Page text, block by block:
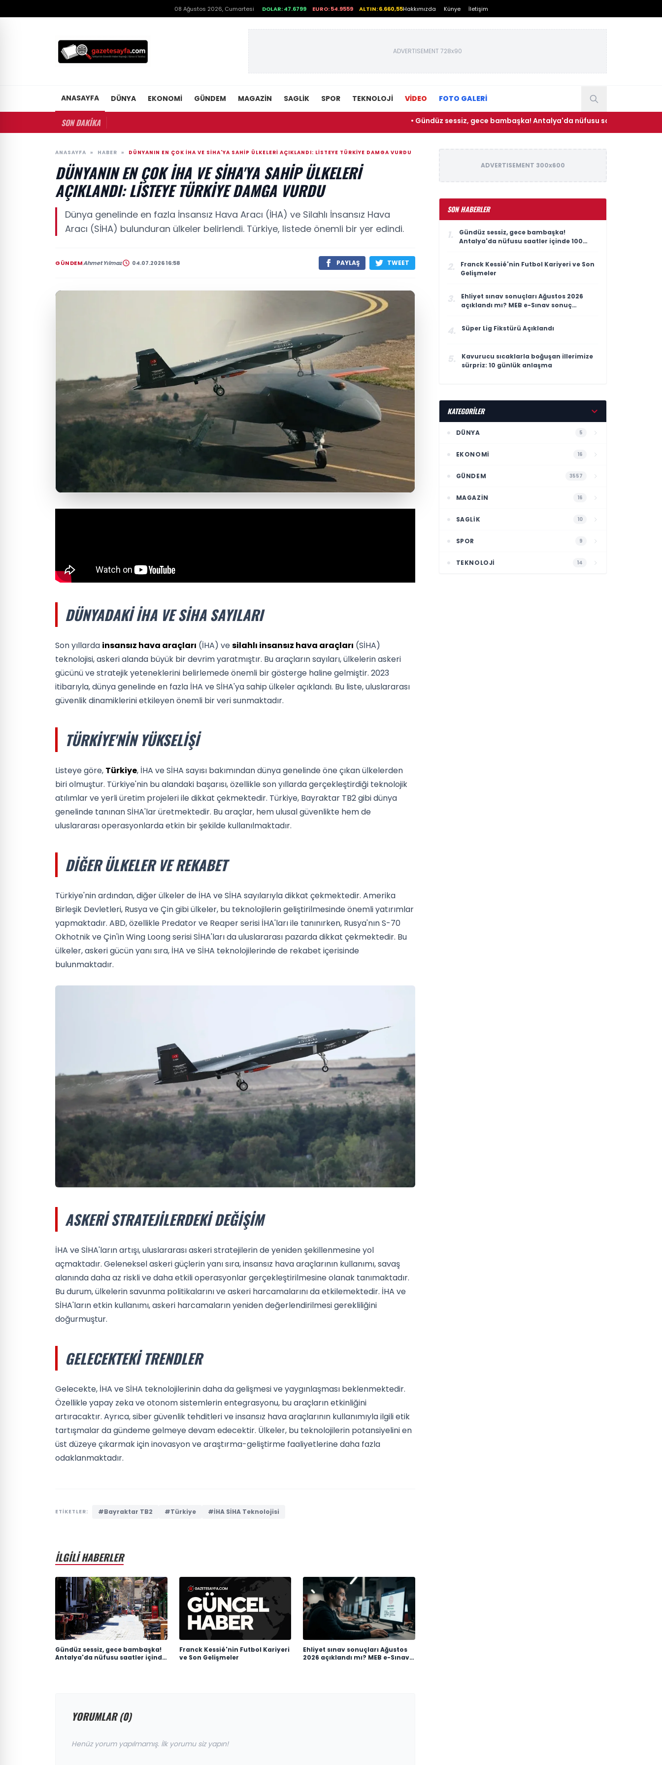
08 Ağustos 2026, Cumartesi DOLAR: 47.6799 EURO: 54.9559 ALTIN: 6.660,55Hakkımızda Künye İletişim
ADVERTISEMENT 728x90
ANASAYFA DÜNYA EKONOMI GÜNDEM MAGAZIN SAGLIK SPOR TEKNOLOJI VİDEO FOTO GALERİ
SON DAKİKA • Gündüz sessiz, gece bambaşka! Antalya'da nüfusu saatler içinde 100 katına
ANASAYFA » HABER » DÜNYANIN EN ÇOK İHA VE SİHA'YA SAHIP ÜLKELERI AÇIKLANDI: LISTEYE TÜRKIYE DAMGA VURDU
DÜNYANIN EN ÇOK İHA VE SİHA'YA SAHIP ÜLKELERI
AÇIKLANDI: LISTEYE TÜRKIYE DAMGA VURDU
Dünya genelinde en fazla İnsansız Hava Aracı (İHA) ve Silahlı İnsansız Hava
Aracı (SİHA) bulunduran ülkeler belirlendi. Türkiye, listede önemli bir yer edindi.
GÜNDEMAhmet Yılmaz 04.07.2026 16:58 PAYLAŞ TWEET
DÜNYADAKI İHA VE SİHA SAYILARI
Son yıllarda insansız hava araçları (İHA) vesilahlı insansız hava araçları (SİHA)
teknolojisi, askeri alanda büyük bir devrim yaratmıştır. Bu araçların sayıları, ülkelerin askeri
gücünü ve stratejik yeteneklerini belirlemede önemli bir gösterge haline gelmiştir. 2023
itibarıyla, dünya genelinde en fazla İHA ve SİHA'ya sahip ülkeler açıklandı. Bu liste, uluslararası
güvenlik dinamiklerini etkileyen önemli bir veri sunmaktadır.
TÜRKIYE'NIN YÜKSELIŞI
Listeye göre, Türkiye, İHA ve SİHA sayısı bakımından dünya genelinde öne çıkan ülkelerden
biri olmuştur. Türkiye'nin bu alandaki başarısı, özellikle son yıllarda gerçekleştirdiği teknolojik
atılımlar ve yerli üretim projeleri ile dikkat çekmektedir. Türkiye, Bayraktar TB2 gibi dünya
genelinde tanınan SİHA'lar üretmektedir. Bu araçlar, hem ulusal güvenlikte hem de
uluslararası operasyonlarda etkin bir şekilde kullanılmaktadır.
DIĞER ÜLKELER VE REKABET
Türkiye'nin ardından, diğer ülkeler de İHA ve SİHA sayılarıyla dikkat çekmektedir. Amerika
Birleşik Devletleri, Rusya ve Çin gibi ülkeler, bu teknolojilerin geliştirilmesinde önemli yatırımlar
yapmaktadır. ABD, özellikle Predator ve Reaper serisi İHA'ları ile tanınırken, Rusya'nın S-70
Okhotnik ve Çin'in Wing Loong serisi SİHA'ları da uluslararası pazarda dikkat çekmektedir. Bu
ülkeler, askeri gücün yanı sıra, İHA ve SİHA teknolojilerinde de rekabet içerisinde
bulunmaktadır.
ASKERI STRATEJILERDEKI DEĞIŞIM
İHA ve SİHA'ların artışı, uluslararası askeri stratejilerin de yeniden şekillenmesine yol
açmaktadır. Geleneksel askeri güçlerin yanı sıra, insansız hava araçlarının kullanımı, savaş
alanında daha az riskli ve daha etkili operasyonlar gerçekleştirilmesine olanak tanımaktadır.
Bu durum, ülkelerin savunma politikalarını ve askeri harcamalarını da etkilemektedir. İHA ve
SİHA'ların etkin kullanımı, askeri harcamaların yeniden değerlendirilmesi gerekliliğini
doğurmuştur.
GELECEKTEKI TRENDLER
Gelecekte, İHA ve SİHA teknolojilerinin daha da gelişmesi ve yaygınlaşması beklenmektedir.
Özellikle yapay zeka ve otonom sistemlerin entegrasyonu, bu araçların etkinliğini
artıracaktır. Ayrıca, siber güvenlik tehditleri ve insansız hava araçlarının kullanımıyla ilgili etik
tartışmalar da gündeme gelmeye devam edecektir. Ülkeler, bu teknolojilerin potansiyelini en
üst düzeye çıkarmak için inovasyon ve araştırma-geliştirme faaliyetlerine daha fazla
odaklanmaktadır.
ETİKETLER: #Bayraktar TB2 #Türkiye #İHA SİHA Teknolojisi
İLGİLİ HABERLER
Gündüz sessiz, gece bambaşka!
Antalya'da nüfusu saatler içinde
Franck Kessié'nin Futbol Kariyeri
ve Son Gelişmeler
Ehliyet sınav sonuçları Ağustos
2026 açıklandı mı? MEB e-Sınav
YORUMLAR (0)
Henüz yorum yapılmamış. İlk yorumu siz yapın!
ADVERTISEMENT 300x600
SON HABERLER
1.
Gündüz sessiz, gece bambaşka!
Antalya'da nüfusu saatler içinde 100
2.
Franck Kessié'nin Futbol Kariyeri ve Son
Gelişmeler
3.
Ehliyet sınav sonuçları Ağustos 2026
açıklandı mı? MEB e-Sınav sonuç
4. Süper Lig Fikstürü Açıklandı
5.
Kavurucu sıcaklarla boğuşan illerimize
sürpriz: 10 günlük anlaşma
KATEGORİLER
DÜNYA 5
EKONOMI 16
GÜNDEM 3557
MAGAZIN 16
SAGLIK 10
SPOR 9
TEKNOLOJI 14